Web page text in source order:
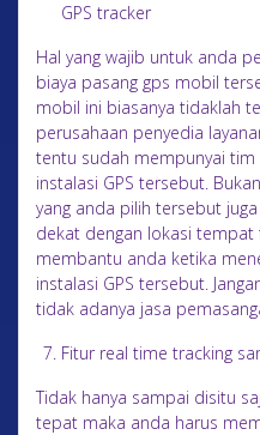
GPS tracker
Hal yang wajib untuk anda
biaya pasang gps mobil
mobil ini biasanya tidaklah
perusahaan penyedia
tentu sudah mempunyai
instalasi GPS tersebut.
yang anda pilih tersebut
dekat dengan lokasi tempat
membantu anda ketika
instalasi GPS tersebut.
tidak adanya jasa
Fitur real time tracking
Tidak hanya sampai disitu
tepat maka anda harus